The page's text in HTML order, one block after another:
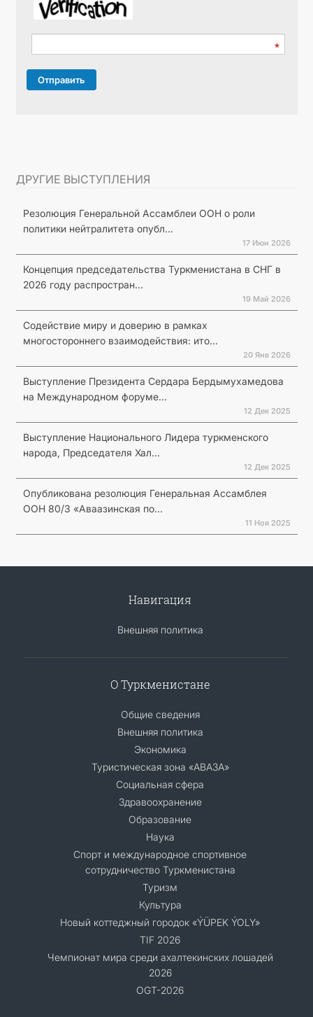
Отправить
ДРУГИЕ ВЫСТУПЛЕНИЯ
Резолюция Генеральной Ассамблеи ООН о роли
политики нейтралитета опубл...
17 Июн 2026
Концепция председательства Туркменистана в СНГ в
2026 году распростран...
19 Май 2026
Содействие миру и доверию в рамках
многостороннего взаимодействия: ито...
20 Янв 2026
Выступление Президента Сердара Бердымухамедова
на Международном форуме...
12 Дек 2025
Выступление Национального Лидера туркменского
народа, Председателя Хал...
12 Дек 2025
Опубликована резолюция Генеральная Ассамблея
ООН 80/3 «Аваазинская по...
11 Ноя 2025
Навигация
Внешняя политика
О Туркменистане
Общие сведения
Внешняя политика
Экономика
Туристическая зона «АВАЗА»
Социальная сфера
Здравоохранение
Образование
Наука
Спорт и международное спортивное
сотрудничество Туркменистана
Туризм
Культура
Новый коттеджный городок «ÝÜPEK ÝOLY»
TIF 2026
Чемпионат мира среди ахалтекинских лошадей
2026
OGT-2026